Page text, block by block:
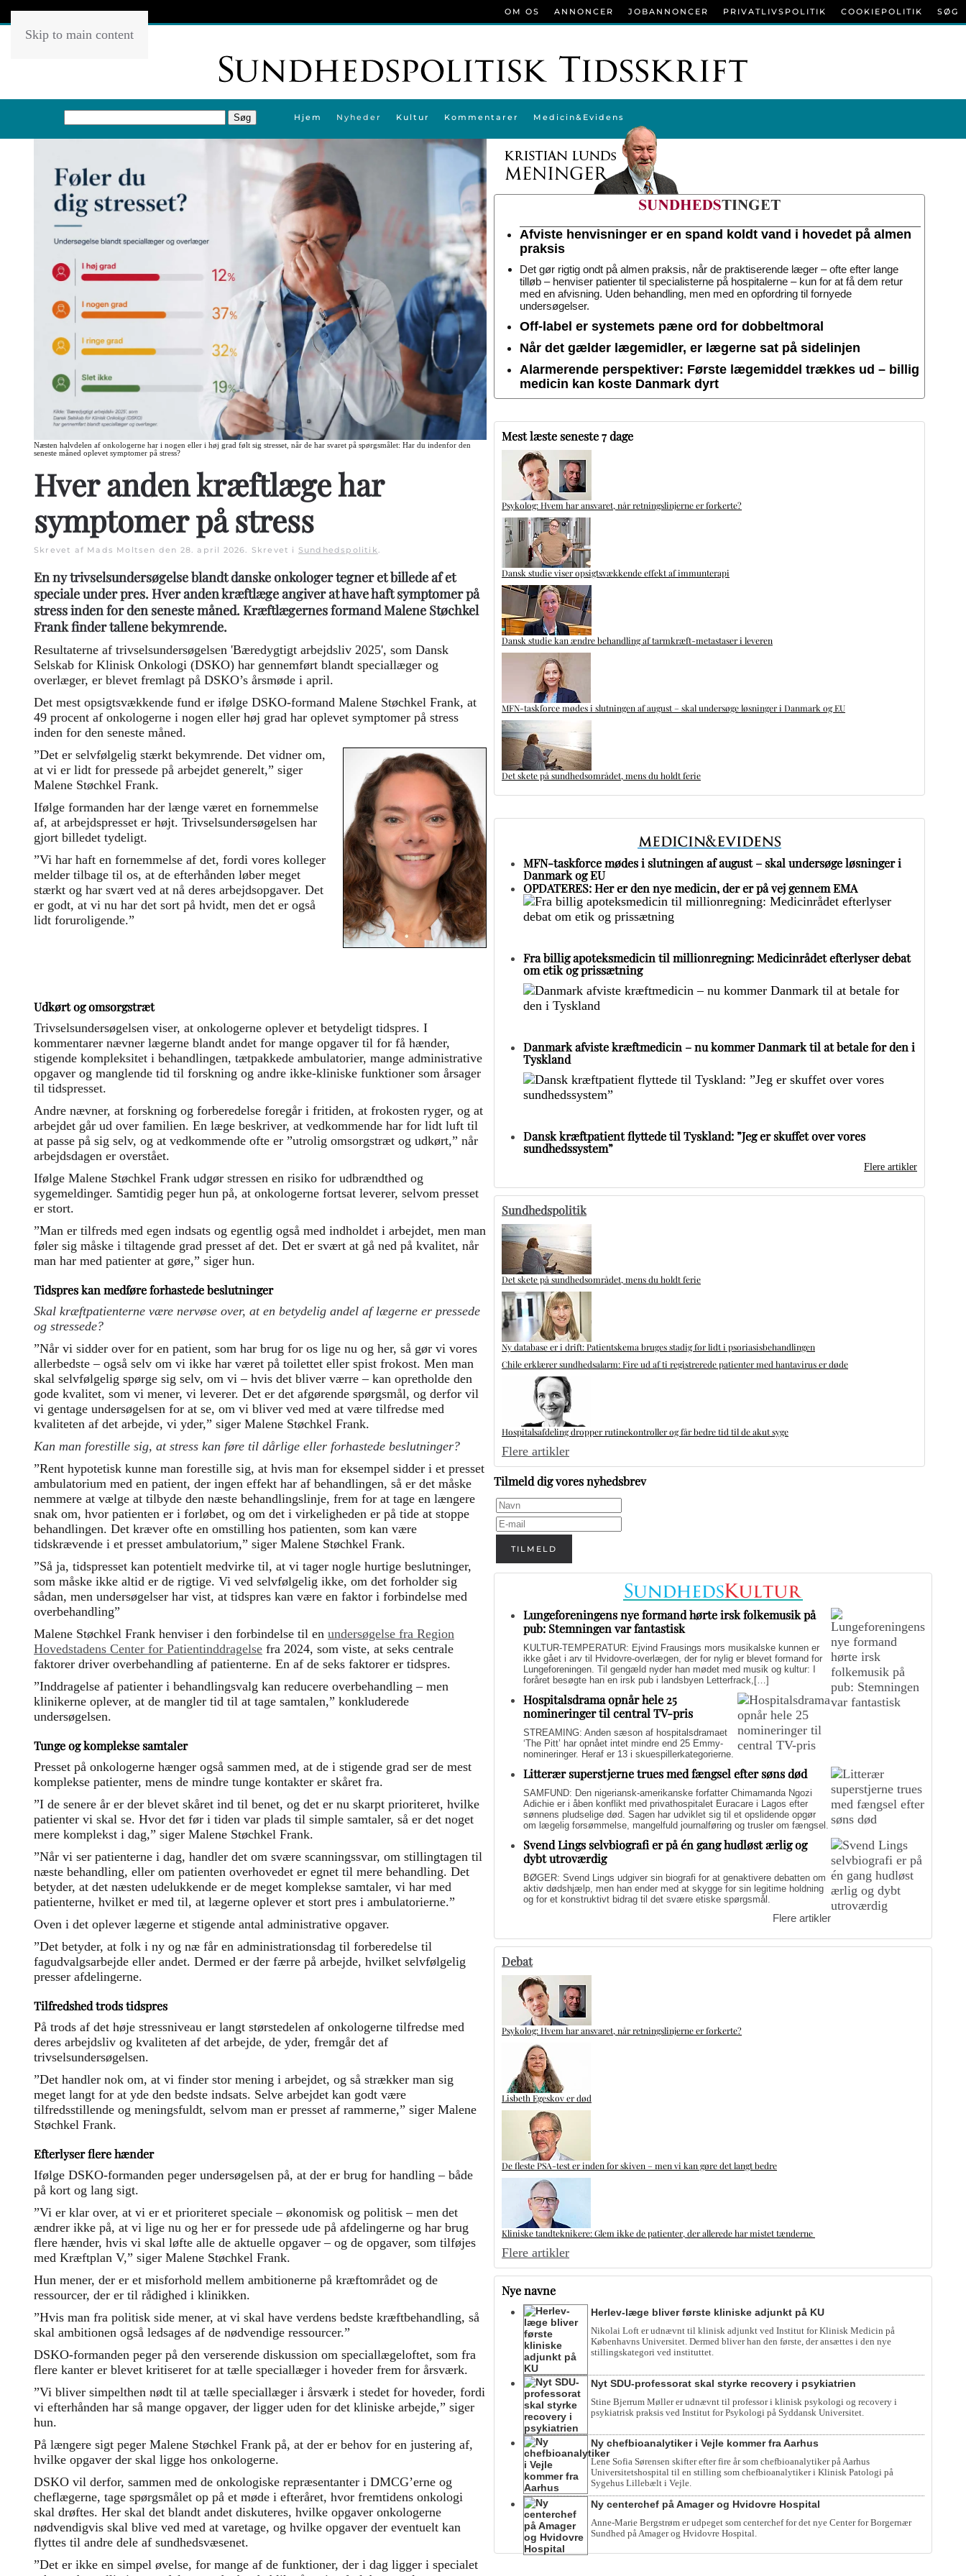
Skip to main content
Hjem Nyheder Kultur Kommentarer Medicin&Evidens
OM OS ANNONCER JOBANNONCER PRIVATLIVSPOLITIK COOKIEPOLITIK SØG
Næsten halvdelen af onkologerne har i nogen eller i høj grad følt sig stresset, når de har svaret på spørgsmålet: Har du indenfor den
seneste måned oplevet symptomer på stress?
Hver anden kræftlæge har
symptomer på stress
Skrevet af Mads Moltsen den 28. april 2026. Skrevet i Sundhedspolitik.
En ny trivselsundersøgelse blandt danske onkologer tegner et billede af et
speciale under pres. Hver anden kræftlæge angiver at have haft symptomer på
stress inden for den seneste måned. Kræftlægernes formand Malene Støchkel
Frank finder tallene bekymrende.
Resultaterne af trivselsundersøgelsen 'Bæredygtigt arbejdsliv 2025', som Dansk
Selskab for Klinisk Onkologi (DSKO) har gennemført blandt speciallæger og
overlæger, er blevet fremlagt på DSKO’s årsmøde i april.
Det mest opsigtsvækkende fund er ifølge DSKO-formand Malene Støchkel Frank, at
49 procent af onkologerne i nogen eller høj grad har oplevet symptomer på stress
inden for den seneste måned.
”Det er selvfølgelig stærkt bekymrende. Det vidner om,
at vi er lidt for pressede på arbejdet generelt,” siger
Malene Støchkel Frank.
Ifølge formanden har der længe været en fornemmelse
af, at arbejdspresset er højt. Trivselsundersøgelsen har
gjort billedet tydeligt.
”Vi har haft en fornemmelse af det, fordi vores kolleger
melder tilbage til os, at de efterhånden løber meget
stærkt og har svært ved at nå deres arbejdsopgaver. Det
er godt, at vi nu har det sort på hvidt, men det er også
lidt foruroligende.”
Udkørt og omsorgstræt
Trivselsundersøgelsen viser, at onkologerne oplever et betydeligt tidspres. I
kommentarer nævner lægerne blandt andet for mange opgaver til for få hænder,
stigende kompleksitet i behandlingen, tætpakkede ambulatorier, mange administrative
opgaver og manglende tid til forskning og andre ikke-kliniske funktioner som årsager
til tidspresset.
Andre nævner, at forskning og forberedelse foregår i fritiden, at frokosten ryger, og at
arbejdet går ud over familien. En læge beskriver, at vedkommende har for lidt luft til
at passe på sig selv, og at vedkommende ofte er ”utrolig omsorgstræt og udkørt,” når
arbejdsdagen er overstået.
Ifølge Malene Støchkel Frank udgør stressen en risiko for udbrændthed og
sygemeldinger. Samtidig peger hun på, at onkologerne fortsat leverer, selvom presset
er stort.
”Man er tilfreds med egen indsats og egentlig også med indholdet i arbejdet, men man
føler sig måske i tiltagende grad presset af det. Det er svært at gå ned på kvalitet, når
man har med patienter at gøre,” siger hun.
Tidspres kan medføre forhastede beslutninger
Skal kræftpatienterne være nervøse over, at en betydelig andel af lægerne er pressede
og stressede?
”Når vi sidder over for en patient, som har brug for os lige nu og her, så gør vi vores
allerbedste – også selv om vi ikke har været på toilettet eller spist frokost. Men man
skal selvfølgelig spørge sig selv, om vi – hvis det bliver værre – kan opretholde den
gode kvalitet, som vi mener, vi leverer. Det er det afgørende spørgsmål, og derfor vil
vi gentage undersøgelsen for at se, om vi bliver ved med at være tilfredse med
kvaliteten af det arbejde, vi yder,” siger Malene Støchkel Frank.
Kan man forestille sig, at stress kan føre til dårlige eller forhastede beslutninger?
”Rent hypotetisk kunne man forestille sig, at hvis man for eksempel sidder i et presset
ambulatorium med en patient, der ingen effekt har af behandlingen, så er det måske
nemmere at vælge at tilbyde den næste behandlingslinje, frem for at tage en længere
snak om, hvor patienten er i forløbet, og om det i virkeligheden er på tide at stoppe
behandlingen. Det kræver ofte en omstilling hos patienten, som kan være
tidskrævende i et presset ambulatorium,” siger Malene Støchkel Frank.
”Så ja, tidspresset kan potentielt medvirke til, at vi tager nogle hurtige beslutninger,
som måske ikke altid er de rigtige. Vi ved selvfølgelig ikke, om det forholder sig
sådan, men undersøgelser har vist, at tidspres kan være en faktor i forbindelse med
overbehandling”
Malene Støchkel Frank henviser i den forbindelse til en undersøgelse fra Region
Hovedstadens Center for Patientinddragelse fra 2024, som viste, at seks centrale
faktorer driver overbehandling af patienterne. En af de seks faktorer er tidspres.
”Inddragelse af patienter i behandlingsvalg kan reducere overbehandling – men
klinikerne oplever, at de mangler tid til at tage samtalen,” konkluderede
undersøgelsen.
Tunge og komplekse samtaler
Presset på onkologerne hænger også sammen med, at de i stigende grad ser de mest
komplekse patienter, mens de mindre tunge kontakter er skåret fra.
”I de senere år er der blevet skåret ind til benet, og det er nu skarpt prioriteret, hvilke
patienter vi skal se. Hvor det før i tiden var plads til simple samtaler, så er det noget
mere komplekst i dag,” siger Malene Støchkel Frank.
”Når vi ser patienterne i dag, handler det om svære scanningssvar, om stillingtagen til
næste behandling, eller om patienten overhovedet er egnet til mere behandling. Det
betyder, at det næsten udelukkende er de meget komplekse samtaler, vi har med
patienterne, hvilket er med til, at lægerne oplever et stort pres i ambulatorierne.”
Oven i det oplever lægerne et stigende antal administrative opgaver.
”Det betyder, at folk i ny og næ får en administrationsdag til forberedelse til
fagudvalgsarbejde eller andet. Dermed er der færre på arbejde, hvilket selvfølgelig
presser afdelingerne.
Tilfredshed trods tidspres
På trods af det høje stressniveau er langt størstedelen af onkologerne tilfredse med
deres arbejdsliv og kvaliteten af det arbejde, de yder, fremgår det af
trivselsundersøgelsen.
”Det handler nok om, at vi finder stor mening i arbejdet, og så strækker man sig
meget langt for at yde den bedste indsats. Selve arbejdet kan godt være
tilfredsstillende og meningsfuldt, selvom man er presset af rammerne,” siger Malene
Støchkel Frank.
Efterlyser flere hænder
Ifølge DSKO-formanden peger undersøgelsen på, at der er brug for handling – både
på kort og lang sigt.
”Vi er klar over, at vi er et prioriteret speciale – økonomisk og politisk – men det
ændrer ikke på, at vi lige nu og her er for pressede ude på afdelingerne og har brug
flere hænder, hvis vi skal løfte alle de aktuelle opgaver – og de opgaver, som tilføjes
med Kræftplan V,” siger Malene Støchkel Frank.
Hun mener, der er et misforhold mellem ambitionerne på kræftområdet og de
ressourcer, der er til rådighed i klinikken.
”Hvis man fra politisk side mener, at vi skal have verdens bedste kræftbehandling, så
skal ambitionen også ledsages af de nødvendige ressourcer.”
DSKO-formanden peger på den verserende diskussion om speciallægeloftet, som fra
flere kanter er blevet kritiseret for at tælle speciallæger i hoveder frem for årsværk.
”Vi bliver simpelthen nødt til at tælle speciallæger i årsværk i stedet for hoveder, fordi
vi efterhånden har så mange opgaver, der ligger uden for det kliniske arbejde,” siger
hun.
På længere sigt peger Malene Støchkel Frank på, at der er behov for en justering af,
hvilke opgaver der skal ligge hos onkologerne.
DSKO vil derfor, sammen med de onkologiske repræsentanter i DMCG’erne og
cheflægerne, tage spørgsmålet op på et møde i efteråret, hvor fremtidens onkologi
skal drøftes. Her skal det blandt andet diskuteres, hvilke opgaver onkologerne
nødvendigvis skal blive ved med at varetage, og hvilke opgaver der eventuelt kan
flyttes til andre dele af sundhedsvæsenet.
”Det er ikke en simpel øvelse, for mange af de funktioner, der i dag ligger i specialet
Afviste henvisninger er en spand koldt vand i hovedet på almen
praksis
Det gør rigtig ondt på almen praksis, når de praktiserende læger – ofte efter lange
tilløb – henviser patienter til specialisterne på hospitalerne – kun for at få dem retur
med en afvisning. Uden behandling, men med en opfordring til fornyede
undersøgelser.
Off-label er systemets pæne ord for dobbeltmoral
Når det gælder lægemidler, er lægerne sat på sidelinjen
Alarmerende perspektiver: Første lægemiddel trækkes ud – billig
medicin kan koste Danmark dyrt
Mest læste seneste 7 dage
Psykolog: Hvem har ansvaret, når retningslinjerne er forkerte?
Dansk studie viser opsigtsvækkende effekt af immunterapi
Dansk studie kan ændre behandling af tarmkræft-metastaser i leveren
MFN-taskforce mødes i slutningen af august – skal undersøge løsninger i Danmark og EU
Det skete på sundhedsområdet, mens du holdt ferie
MFN-taskforce mødes i slutningen af august – skal undersøge løsninger i
Danmark og EU
OPDATERES: Her er den nye medicin, der er på vej gennem EMA
Fra billig apoteksmedicin til millionregning: Medicinrådet efterlyser debat
om etik og prissætning
Danmark afviste kræftmedicin – nu kommer Danmark til at betale for den i
Tyskland
Dansk kræftpatient flyttede til Tyskland: ”Jeg er skuffet over vores
sundhedssystem”
Flere artikler
Sundhedspolitik
Det skete på sundhedsområdet, mens du holdt ferie
Ny database er i drift: Patientskema bruges stadig for lidt i psoriasisbehandlingen
Chile erklærer sundhedsalarm: Fire ud af ti registrerede patienter med hantavirus er døde
Hospitalsafdeling dropper rutinekontroller og får bedre tid til de akut syge
Flere artikler
Tilmeld dig vores nyhedsbrev
TILMELD
Lungeforeningens nye formand hørte irsk folkemusik på
pub: Stemningen var fantastisk
KULTUR-TEMPERATUR: Ejvind Frausings mors musikalske kunnen er
ikke gået i arv til Hvidovre-overlægen, der for nylig er blevet formand for
Lungeforeningen. Til gengæld nyder han mødet med musik og kultur: I
foråret besøgte han en irsk pub i landsbyen Letterfrack,[…]
Hospitalsdrama opnår hele 25
nomineringer til central TV-pris
STREAMING: Anden sæson af hospitalsdramaet
‘The Pitt’ har opnået intet mindre end 25 Emmy-
nomineringer. Heraf er 13 i skuespillerkategorierne.
Litterær superstjerne trues med fængsel efter søns død
SAMFUND: Den nigeriansk-amerikanske forfatter Chimamanda Ngozi
Adichie er i åben konflikt med privathospitalet Euracare i Lagos efter
sønnens pludselige død. Sagen har udviklet sig til et opslidende opgør
om lægelig forsømmelse, mangelfuld journalføring og trusler om fængsel.
Svend Lings selvbiografi er på én gang hudløst ærlig og
dybt utroværdig
BØGER: Svend Lings udgiver sin biografi for at genaktivere debatten om
aktiv dødshjælp, men han ender med at skygge for sin legitime holdning
og for et konstruktivt bidrag til det svære etiske spørgsmål.
Flere artikler
Debat
Psykolog: Hvem har ansvaret, når retningslinjerne er forkerte?
Lisbeth Egeskov er død
De fleste PSA-test er inden for skiven – men vi kan gøre det langt bedre
Kliniske tandteknikere: Glem ikke de patienter, der allerede har mistet tænderne
Flere artikler
Nye navne
Herlev-læge bliver første kliniske adjunkt på KU
Nikolai Loft er udnævnt til klinisk adjunkt ved Institut for Klinisk Medicin på
Københavns Universitet. Dermed bliver han den første, der ansættes i den nye
stillingskategori ved instituttet.
Nyt SDU-professorat skal styrke recovery i psykiatrien
Stine Bjerrum Møller er udnævnt til professor i klinisk psykologi og recovery i
psykiatrisk praksis ved Institut for Psykologi på Syddansk Universitet.
Ny chefbioanalytiker i Vejle kommer fra Aarhus
Lene Sofia Sørensen skifter efter fire år som chefbioanalytiker på Aarhus
Universitetshospital til en stilling som chefbioanalytiker i Klinisk Patologi på
Sygehus Lillebælt i Vejle.
Ny centerchef på Amager og Hvidovre Hospital
Anne-Marie Bergstrøm er udpeget som centerchef for det nye Center for Borgernær
Sundhed på Amager og Hvidovre Hospital.